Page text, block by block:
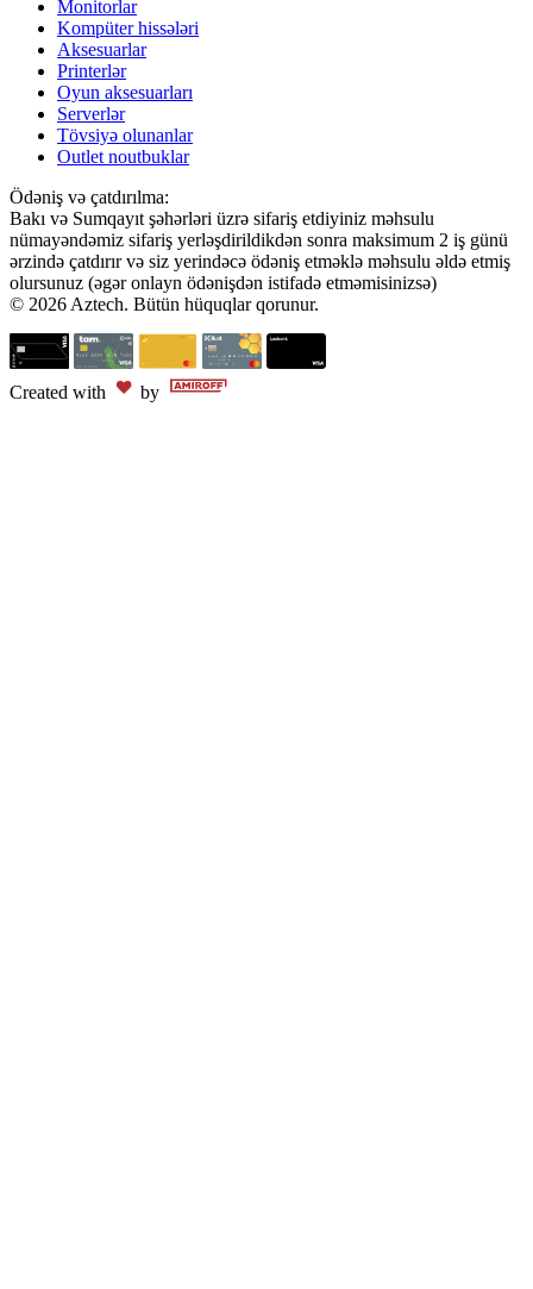
Monitorlar
Kompüter hissələri
Aksesuarlar
Printerlər
Oyun aksesuarları
Serverlər
Tövsiyə olunanlar
Outlet noutbuklar
Ödəniş və çatdırılma:
Bakı və Sumqayıt şəhərləri üzrə sifariş etdiyiniz məhsulu
nümayəndəmiz sifariş yerləşdirildikdən sonra maksimum 2 iş günü
ərzində çatdırır və siz yerindəcə ödəniş etməklə məhsulu əldə etmiş
olursunuz (əgər onlayn ödənişdən istifadə etməmisinizsə)
© 2026 Aztech. Bütün hüquqlar qorunur.
Created with by